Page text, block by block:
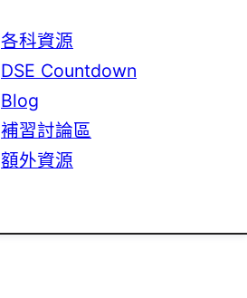
各科資源
DSE Countdown
Blog
補習討論區
額外資源